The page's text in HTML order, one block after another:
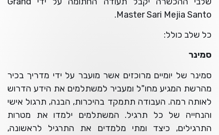
Master Sari Mejia Santo.
כל שלב כולל:
סמינר
סמינר של יומיים מרוכזים אשר מועבר על ידי מדריך בכיר
מהרשת המגיע מחו"ל ומעביר למשתלמים את הידע הדרוש
לאותה רמה. העבודה תתמקד בהיכרות, הבנה, תרגול אישי
והנחייה של כל תרגיל. המשתלמים ילמדו את מטרות
התרגילים, כיצד ומתי מלמדים את התרגיל לראשונה,